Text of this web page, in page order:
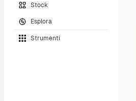
Stock
Esplora
Strumenti